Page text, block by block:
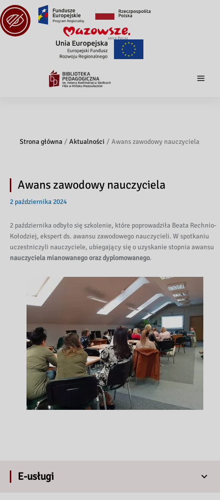
Strona główna Aktualności Awans zawodowy nauczyciela
Awans zawodowy nauczyciela
2 października 2024
2 października odbyło się szkolenie, które poprowadziła Beata Rechnio-
Kołodziej, ekspert ds. awansu zawodowego nauczycieli. W spotkaniu
uczestniczyli nauczyciele, ubiegający się o uzyskanie stopnia awansu
nauczyciela mianowanego oraz dyplomowanego.
E-usługi